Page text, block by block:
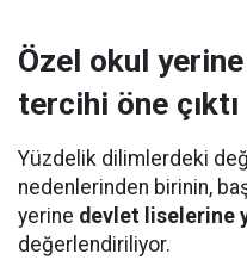
Özel okul
tercihi öne çıktı
Yüzdelik dilimlerdeki
nedenlerinden birinin,
yerine devlet liselerine
değerlendiriliyor.